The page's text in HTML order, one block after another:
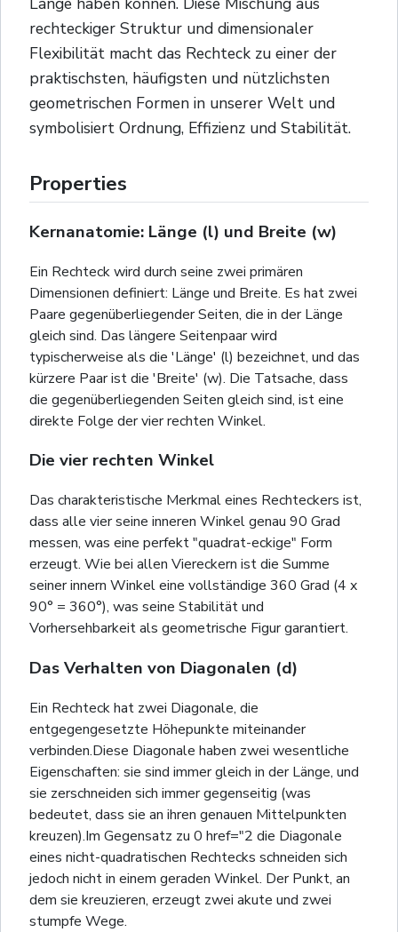
rechteckiger Struktur und dimensionaler
Flexibilität macht das Rechteck zu einer der
praktischsten, häufigsten und nützlichsten
geometrischen Formen in unserer Welt und
symbolisiert Ordnung, Effizienz und Stabilität.
Properties
Kernanatomie: Länge (l) und Breite (w)
Ein Rechteck wird durch seine zwei primären
Dimensionen definiert: Länge und Breite. Es hat zwei
Paare gegenüberliegender Seiten, die in der Länge
gleich sind. Das längere Seitenpaar wird
typischerweise als die 'Länge' (l) bezeichnet, und das
kürzere Paar ist die 'Breite' (w). Die Tatsache, dass
die gegenüberliegenden Seiten gleich sind, ist eine
direkte Folge der vier rechten Winkel.
Die vier rechten Winkel
Das charakteristische Merkmal eines Rechteckers ist,
dass alle vier seine inneren Winkel genau 90 Grad
messen, was eine perfekt "quadrat-eckige" Form
erzeugt. Wie bei allen Viereckern ist die Summe
seiner innern Winkel eine vollständige 360 Grad (4 x
90° = 360°), was seine Stabilität und
Vorhersehbarkeit als geometrische Figur garantiert.
Das Verhalten von Diagonalen (d)
Ein Rechteck hat zwei Diagonale, die
entgegengesetzte Höhepunkte miteinander
verbinden.Diese Diagonale haben zwei wesentliche
Eigenschaften: sie sind immer gleich in der Länge, und
sie zerschneiden sich immer gegenseitig (was
bedeutet, dass sie an ihren genauen Mittelpunkten
kreuzen).Im Gegensatz zu 0 href="2 die Diagonale
eines nicht-quadratischen Rechtecks schneiden sich
jedoch nicht in einem geraden Winkel. Der Punkt, an
dem sie kreuzieren, erzeugt zwei akute und zwei
stumpfe Wege.